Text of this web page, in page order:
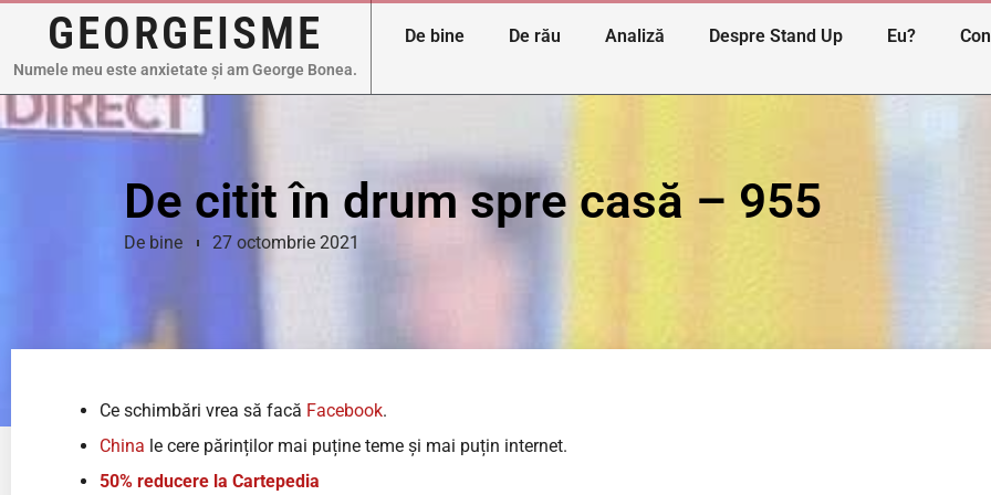
GEORGEISME
Numele meu este anxietate și am George Bonea.
De bine De rău Analiză Despre Stand Up Eu?
De citit în drum spre casă – 955
De bine 27 octombrie 2021
Ce schimbări vrea să facă Facebook.
China le cere părinților mai puține teme și mai puțin internet.
50% reducere la Cartepedia